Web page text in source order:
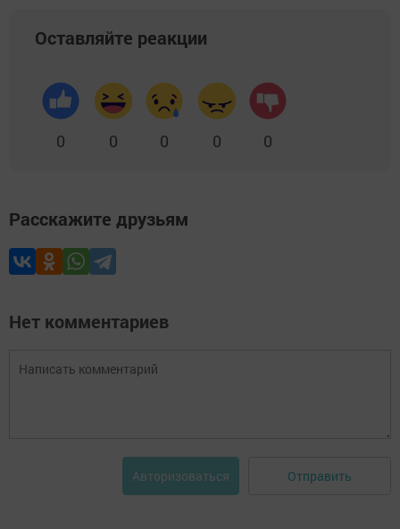
Оставляйте реакции
0 0 0 0 0
Расскажите друзьям
Нет комментариев
Авторизоваться Отправить